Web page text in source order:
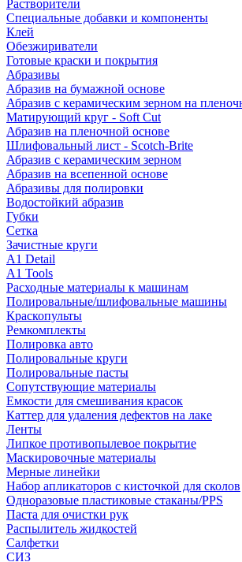
Растворители
Специальные добавки и компоненты
Клей
Обезжириватели
Готовые краски и покрытия
Абразивы
Абразив на бумажной основе
Абразив с керамическим зерном на
Матирующий круг - Soft Cut
Абразив на пленочной основе
Шлифовальный лист - Scotch-Brite
Абразив с керамическим зерном
Абразив на всепенной основе
Абразивы для полировки
Водостойкий абразив
Губки
Сетка
Зачистные круги
A1 Detail
A1 Tools
Расходные материалы к машинам
Полировальные/шлифовальные машины
Краскопульты
Ремкомплекты
Полировка авто
Полировальные круги
Полировальные пасты
Сопутствующие материалы
Емкости для смешивания красок
Каттер для удаления дефектов на лаке
Ленты
Липкое противопылевое покрытие
Маскировочные материалы
Мерные линейки
Набор апликаторов с кисточкой для сколов
Одноразовые пластиковые стаканы/PPS
Паста для очистки рук
Распылитель жидкостей
Салфетки
СИЗ